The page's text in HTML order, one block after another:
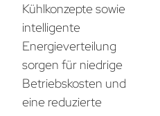
Kühlkonzepte sowie
intelligente
Energieverteilung
sorgen für niedrige
Betriebskosten und
eine reduzierte